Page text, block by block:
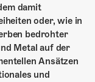
damit
oder, wie in
bedrohter
Metal auf der
Ansätzen
und